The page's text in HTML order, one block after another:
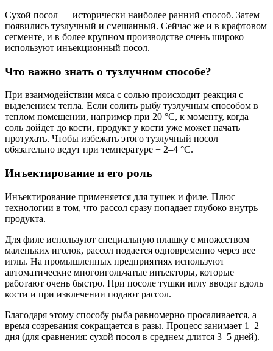
Сухой посол — исторически наиболее ранний способ. Затем
появились тузлучный и смешанный. Сейчас же и в крафтовом
сегменте, и в более крупном производстве очень широко
используют инъекционный посол.
Что важно знать о тузлучном способе?
При взаимодействии мяса с солью происходит реакция с
выделением тепла. Если солить рыбу тузлучным способом в
теплом помещении, например при 20 °C, к моменту, когда
соль дойдет до кости, продукт у кости уже может начать
протухать. Чтобы избежать этого тузлучный посол
обязательно ведут при температуре + 2–4 °C.
Инъектирование и его роль
Инъектирование применяется для тушек и филе. Плюс
технологии в том, что рассол сразу попадает глубоко внутрь
продукта.
Для филе используют специальную плашку с множеством
маленьких иголок, рассол подается одновременно через все
иглы. На промышленных предприятиях используют
автоматические многоигольчатые инъекторы, которые
работают очень быстро. При посоле тушки иглу вводят вдоль
кости и при извлечении подают рассол.
Благодаря этому способу рыба равномерно просаливается, а
время созревания сокращается в разы. Процесс занимает 1–2
дня (для сравнения: сухой посол в среднем длится 3–5 дней).